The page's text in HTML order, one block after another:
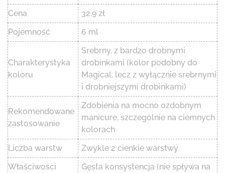
Cena
32.9 zł
Pojemność
6 ml
Charakterystyka
koloru
Srebrny, z bardzo drobnymi
drobinkami (kolor podobny do
Magical, lecz z wyłącznie srebrnymi
i drobniejszymi drobinkami)
Rekomendowane
zastosowanie
Zdobienia na mocno ozdobnym
manicure, szczególnie na ciemnych
kolorach
Liczba warstw
Zwykle 2 cienkie warstwy
Właściwości
Gęsta konsystencja (nie spływa na